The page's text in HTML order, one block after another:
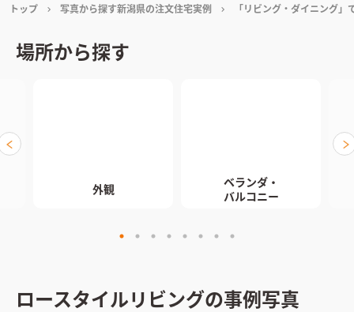
トップ 写真から探す新潟県の注文住宅実例 「リビング・ダイニング
場所から探す
外観
ベランダ・
バルコニー
ロースタイルリビングの事例写真